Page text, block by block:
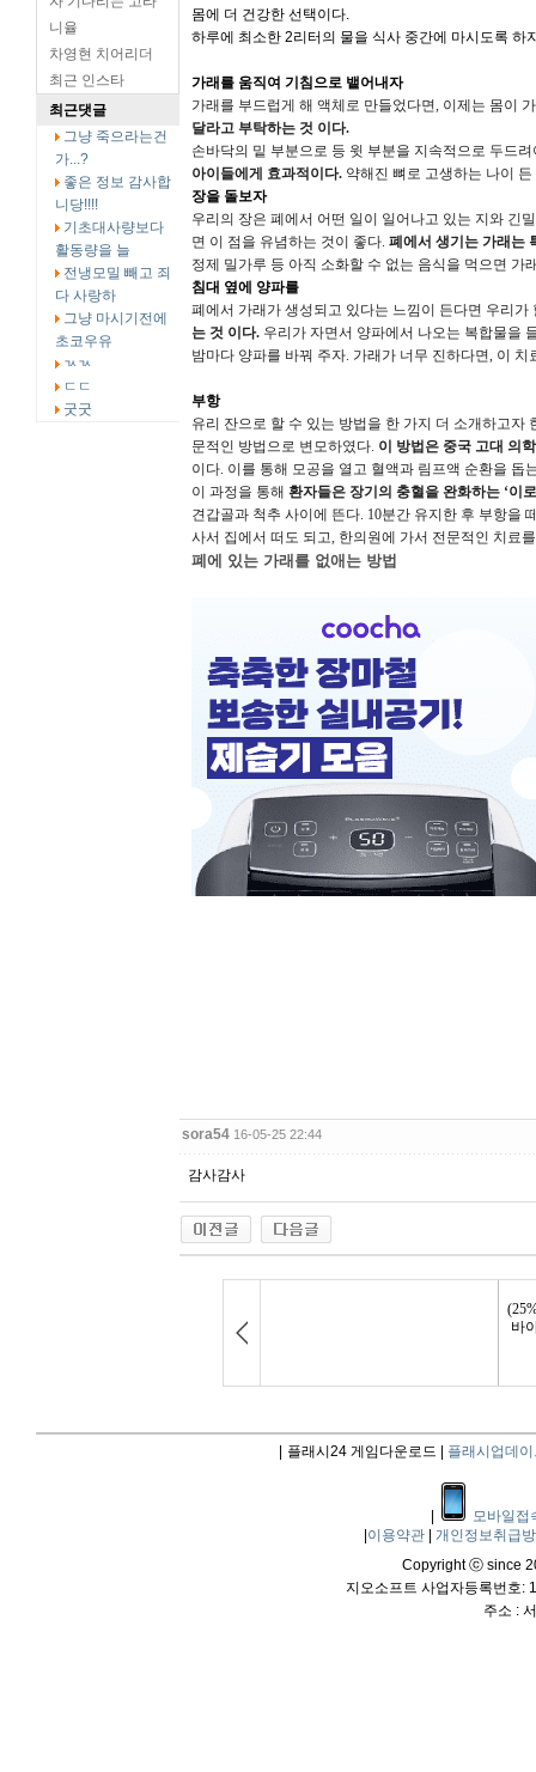
니율
차영현 치어리더
최근 인스타
최근댓글
그냥 죽으라는건
가...?
좋은 정보 감사합
니당!!!!
기초대사량보다
활동량을 늘
전냉모밀 빼고 죄
다 사랑하
그냥 마시기전에
초코우유
ㄳㄳ
ㄷㄷ
굿굿
몸에 더 건강한 선택이다.
하루에 최소한 2리터의 물을 식사 중간에 마시도록 하
가래를 움직여 기침으로 뱉어내자
가래를 부드럽게 해 액체로 만들었다면, 이제는 몸이
달라고 부탁하는 것 이다.
손바닥의 밑 부분으로 등 윗 부분을 지속적으로 두드
아이들에게 효과적이다. 약해진 뼈로 고생하는 나이
장을 돌보자
우리의 장은 폐에서 어떤 일이 일어나고 있는 지와 긴
면 이 점을 유념하는 것이 좋다. 폐에서 생기는 가래는
정제 밀가루 등 아직 소화할 수 없는 음식을 먹으면 가
침대 옆에 양파를
폐에서 가래가 생성되고 있다는 느낌이 든다면 우리
는 것 이다. 우리가 자면서 양파에서 나오는 복합물을
밤마다 양파를 바꿔 주자. 가래가 너무 진하다면, 이
부항
유리 잔으로 할 수 있는 방법을 한 가지 더 소개하고
문적인 방법으로 변모하였다. 이 방법은 중국 고대 의
이다. 이를 통해 모공을 열고 혈액과 림프액 순환을 돕
이 과정을 통해 환자들은 장기의 충혈을 완화하는 ‘이
견갑골과 척추 사이에 뜬다. 10분간 유지한 후 부항을
사서 집에서 떠도 되고, 한의원에 가서 전문적인 치료
폐에 있는 가래를 없애는 방법
sora54 16-05-25 22:44
감사감사
플래시24 게임다운로드 | 플래시업데이
모바일접
이용약관
개인정보취급
Copyright ⓒ since
지오소프트 사업자등록번호:
주소 :